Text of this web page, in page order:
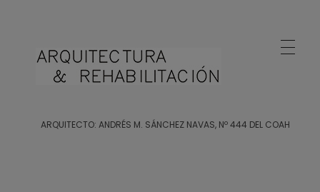
ARQUITECTO: ANDRÉS M. SÁNCHEZ NAVAS, Nº 444 DEL COAH